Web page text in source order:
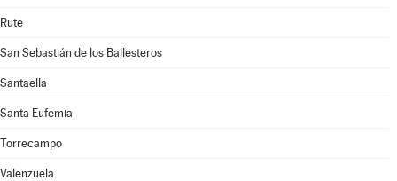
Rute
San Sebastián de los Ballesteros
Santaella
Santa Eufemia
Torrecampo
Valenzuela